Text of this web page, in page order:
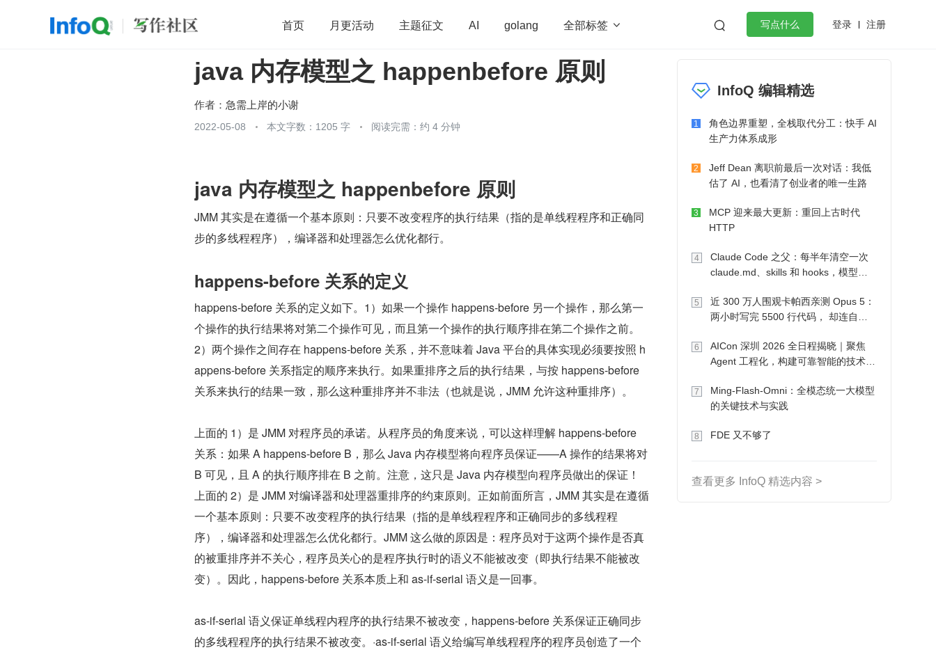
首页 月更活动 主题征文 AI golang 全部标签   写点什么 登录 注册
开源 架构 OpenHarmony 算法 学习方法 Web3.0
团队管理 微服务架构 flutter
java 内存模型之 happenbefore 原则
作者： 急需上岸的小谢
2022-05-08 本文字数：1205 字 阅读完需：约 4 分钟
java 内存模型之 happenbefore 原则
JMM 其实是在遵循一个基本原则：只要不改变程序的执行结果（指的是单线程程序和正确同
步的多线程程序），编译器和处理器怎么优化都行。
happens-before 关系的定义
happens-before 关系的定义如下。1）如果一个操作 happens-before 另一个操作，那么第一
个操作的执行结果将对第二个操作可见，而且第一个操作的执行顺序排在第二个操作之前。
2）两个操作之间存在 happens-before 关系，并不意味着 Java 平台的具体实现必须要按照 h
appens-before 关系指定的顺序来执行。如果重排序之后的执行结果，与按 happens-before
关系来执行的结果一致，那么这种重排序并不非法（也就是说，JMM 允许这种重排序）。
上面的 1）是 JMM 对程序员的承诺。从程序员的角度来说，可以这样理解 happens-before
关系：如果 A happens-before B，那么 Java 内存模型将向程序员保证——A 操作的结果将对
B 可见，且 A 的执行顺序排在 B 之前。注意，这只是 Java 内存模型向程序员做出的保证！
上面的 2）是 JMM 对编译器和处理器重排序的约束原则。正如前面所言，JMM 其实是在遵循
一个基本原则：只要不改变程序的执行结果（指的是单线程程序和正确同步的多线程程
序），编译器和处理器怎么优化都行。JMM 这么做的原因是：程序员对于这两个操作是否真
的被重排序并不关心，程序员关心的是程序执行时的语义不能被改变（即执行结果不能被改
变）。因此，happens-before 关系本质上和 as-if-serial 语义是一回事。
as-if-serial 语义保证单线程内程序的执行结果不被改变，happens-before 关系保证正确同步
的多线程程序的执行结果不被改变。·as-if-serial 语义给编写单线程程序的程序员创造了一个
InfoQ 编辑精选
1
角色边界重塑，全栈取代分工：快手 AI
生产力体系成形
2
Jeff Dean 离职前最后一次对话：我低
估了 AI，也看清了创业者的唯一生路
3
MCP 迎来最大更新：重回上古时代
HTTP
4
Claude Code 之父：每半年清空一次
claude.md、skills 和 hooks，模型自
5
近 300 万人围观卡帕西亲测 Opus 5：
两小时写完 5500 行代码， 却连自己
6
AICon 深圳 2026 全日程揭晓｜聚焦
Agent 工程化，构建可靠智能的技术路
7
Ming-Flash-Omni：全模态统一大模型
的关键技术与实践
8 FDE 又不够了
查看更多 InfoQ 精选内容 >